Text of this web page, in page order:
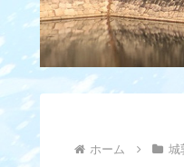
ホーム 城